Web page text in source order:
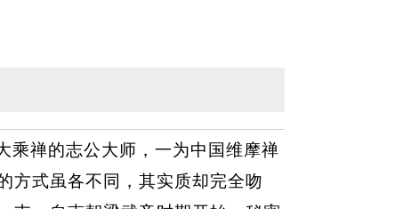
乘禅的志公大师，一为中国维摩禅
方式虽各不同，其实质却完全吻